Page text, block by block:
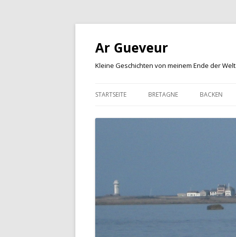
Ar Gueveur
Kleine Geschichten von meinem Ende der Welt
STARTSEITE BRETAGNE BACKEN